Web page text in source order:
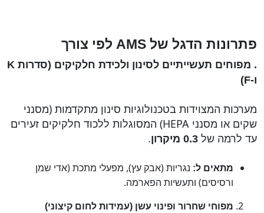
פתרונות הדגל של AMS לפי צורך
. מפוחים תעשייתיים לסינון ולכידת חלקיקים (סדרות K
ו-F
)
מערכות המצוידות בטכנולוגיות סינון מתקדמות (מסנני
שקים או מסנני HEPA) המסוגלות ללכוד חלקיקים זעירים
עד לרמה של 0.3 מיקרון .
מתאים ל: נגריות (אבק עץ), מפעלי מתכת (אדי שמן
ורסיסים) ותעשיות הפארמה.
מפוחי שחרור ופינוי עשן (עמידות לחום קיצוני)